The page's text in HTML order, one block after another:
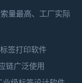
量最高、工厂实际
签打印软件
链广泛使用